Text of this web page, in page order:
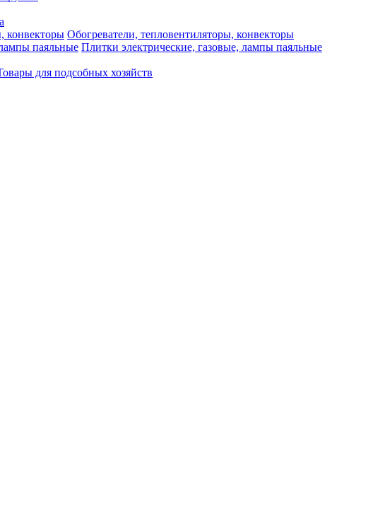
Обогреватели, тепловентиляторы, конвекторы
Плитки электрические, газовые, лампы паяльные
для подсобных хозяйств